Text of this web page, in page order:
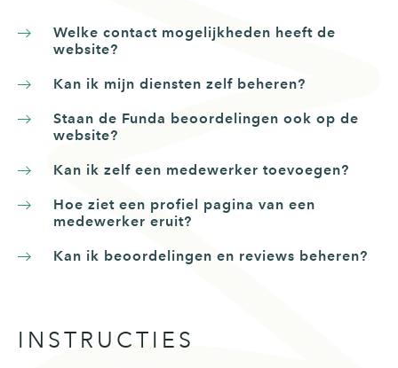
Welke contact mogelijkheden heeft de
website?
Kan ik mijn diensten zelf beheren?
Staan de Funda beoordelingen ook op de
website?
Kan ik zelf een medewerker toevoegen?
Hoe ziet een profiel pagina van een
medewerker eruit?
Kan ik beoordelingen en reviews beheren?
INSTRUCTIES